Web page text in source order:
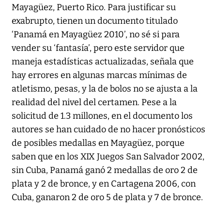
Mayagüez, Puerto Rico. Para justificar su
exabrupto, tienen un documento titulado
‘Panamá en Mayagüez 2010’, no sé si para
vender su ‘fantasía’, pero este servidor que
maneja estadísticas actualizadas, señala que
hay errores en algunas marcas mínimas de
atletismo, pesas, y la de bolos no se ajusta a la
realidad del nivel del certamen. Pese a la
solicitud de 1.3 millones, en el documento los
autores se han cuidado de no hacer pronósticos
de posibles medallas en Mayagüez, porque
saben que en los XIX Juegos San Salvador 2002,
sin Cuba, Panamá ganó 2 medallas de oro 2 de
plata y 2 de bronce, y en Cartagena 2006, con
Cuba, ganaron 2 de oro 5 de plata y 7 de bronce.